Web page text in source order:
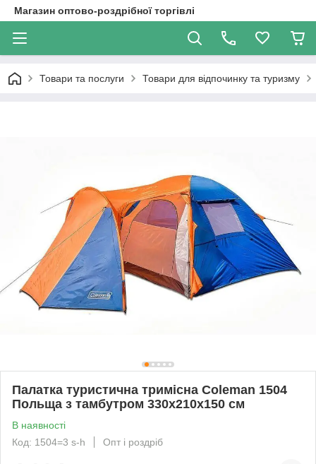
Магазин оптово-роздрібної торгівлі
Товари та послуги Товари для відпочинку та туризму
Палатка туристична тримісна Coleman 1504
Польща з тамбутром 330х210х150 см
В наявності
Код: 1504=3 s-h
Опт і роздріб